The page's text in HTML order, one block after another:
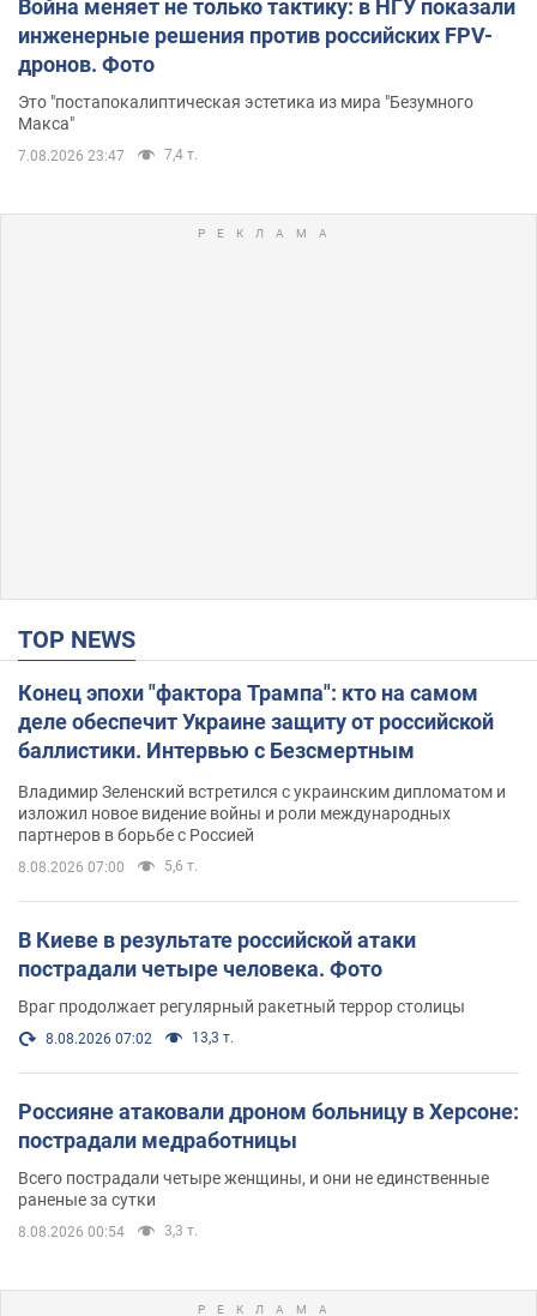
Война меняет не только тактику: в НГУ показали
инженерные решения против российских FPV-
дронов. Фото
Это "постапокалиптическая эстетика из мира "Безумного
Макса"
7.08.2026 23:47 7,4 т.
TOP NEWS
Конец эпохи "фактора Трампа": кто на самом
деле обеспечит Украине защиту от российской
баллистики. Интервью с Безсмертным
Владимир Зеленский встретился с украинским дипломатом и
изложил новое видение войны и роли международных
партнеров в борьбе с Россией
8.08.2026 07:00 5,6 т.
В Киеве в результате российской атаки
пострадали четыре человека. Фото
Враг продолжает регулярный ракетный террор столицы
8.08.2026 07:02 13,3 т.
Россияне атаковали дроном больницу в Херсоне:
пострадали медработницы
Всего пострадали четыре женщины, и они не единственные
раненые за сутки
8.08.2026 00:54 3,3 т.